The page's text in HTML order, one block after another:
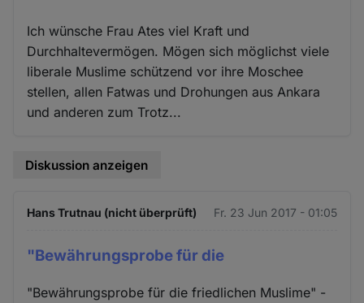
Ich wünsche Frau Ates viel Kraft und
Durchhaltevermögen. Mögen sich möglichst viele
liberale Muslime schützend vor ihre Moschee
stellen, allen Fatwas und Drohungen aus Ankara
und anderen zum Trotz...
Diskussion anzeigen
Hans Trutnau (nicht überprüft) Fr. 23 Jun 2017 - 01:05
"Bewährungsprobe für die
"Bewährungsprobe für die friedlichen Muslime" -